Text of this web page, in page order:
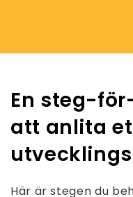
En steg-
att anlita
Här är stegen du